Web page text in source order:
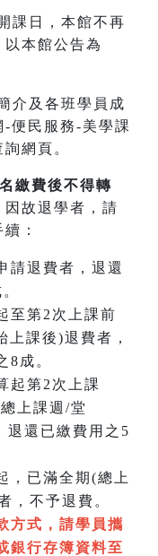
課日，本館不再
本館公告為
介及各班學員成
便民服務-美學課
網頁。
繳費後不得轉
因故退學者，請
：
請退費者，退還
至第2次上課前
上課後)退費者，
8成。
起第2次上課
上課週/堂
退還已繳費用之5
，已滿全期(總上
，不予退費。
方式，請學員攜
銀行存簿資料至